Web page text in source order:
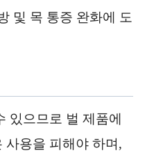
및 목 통증 완화에 도
있으므로 벌 제품에
사용을 피해야 하며,